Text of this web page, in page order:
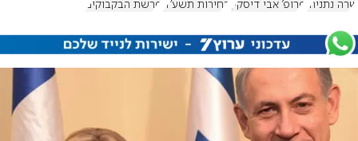
שרה נתניהו פרופ' אבי דיסקין בחירות תשע"ה פרשת הבקבוקים